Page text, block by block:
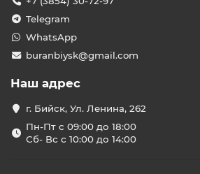
Telegram
WhatsApp
buranbiysk@gmail.com
Наш адрес
г. Бийск, Ул. Ленина, 262
Пн-Пт с 09:00 до 18:00
Сб- Вс с 10:00 до 14:00